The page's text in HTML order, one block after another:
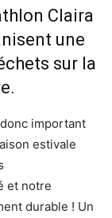
Claira
une
sur la
important
estivale
et notre
durable ! Un